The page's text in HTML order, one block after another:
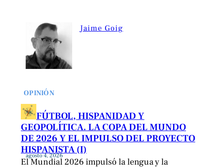
Jaime Goig
OPINIÓN
FÚTBOL, HISPANIDAD Y
GEOPOLÍTICA. LA COPA DEL MUNDO
DE 2026 Y EL IMPULSO DEL PROYECTO
HISPANISTA (I)
agosto 4, 2026
El Mundial 2026 impulsó la lengua y la